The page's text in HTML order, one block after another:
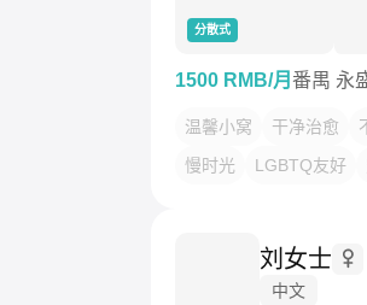
分散式
1500 RMB/月 番禺 永
温馨小窝 干净治愈
慢时光
LGBTQ友好
刘女士
中文